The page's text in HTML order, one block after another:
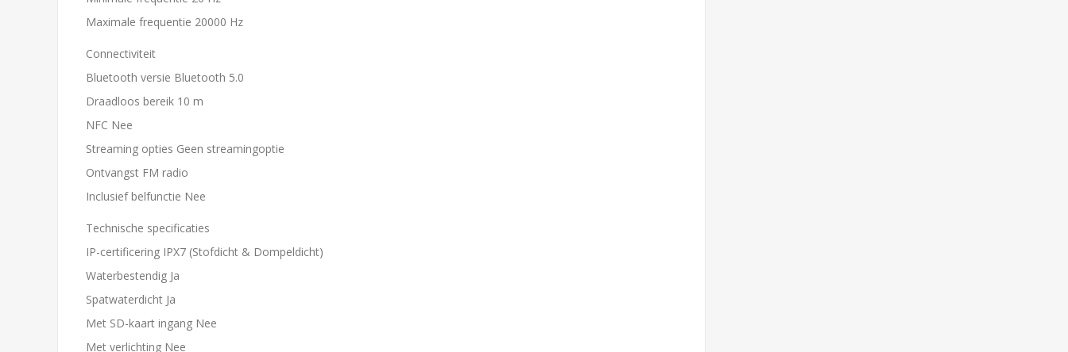
Maximale frequentie 20000 Hz
Connectiviteit
Bluetooth versie Bluetooth 5.0
Draadloos bereik 10 m
NFC Nee
Streaming opties Geen streamingoptie
Ontvangst FM radio
Inclusief belfunctie Nee
Technische specificaties
IP-certificering IPX7 (Stofdicht & Dompeldicht)
Waterbestendig Ja
Spatwaterdicht Ja
Met SD-kaart ingang Nee
Met verlichting Nee